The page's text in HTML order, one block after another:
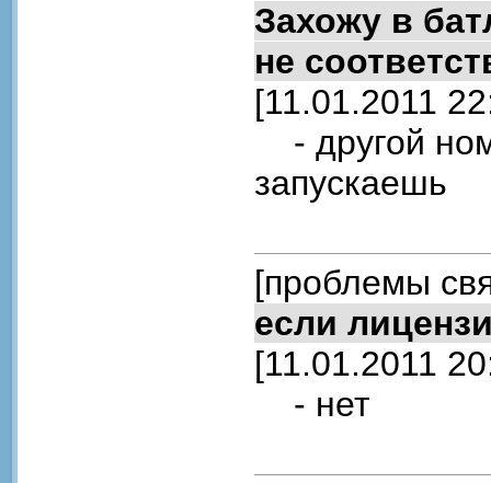
Захожу в
не
[11.01.2011
- другой
запускаешь
[проблемы
если
[11.01.2011
- нет